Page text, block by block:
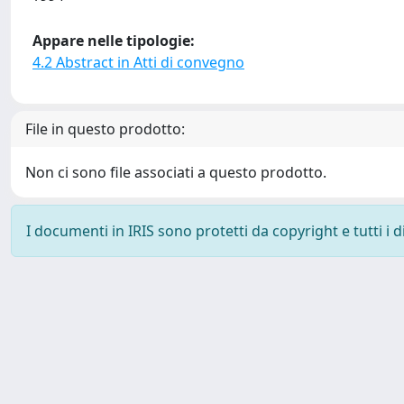
Appare nelle tipologie:
4.2 Abstract in Atti di convegno
File in questo prodotto:
Non ci sono file associati a questo prodotto.
I documenti in IRIS sono protetti da copyright e tutti i